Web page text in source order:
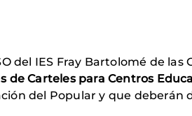
del IES Fray Bartolomé de
de Carteles para Centros
del Popular y que deberán